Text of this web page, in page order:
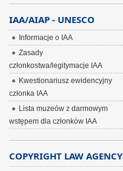
IAA/AIAP - UNESCO
Informacje o IAA
Zasady
członkostwa/legitymacje IAA
Kwestionariusz ewidencyjny
członka IAA
Lista muzeów z darmowym
wstępem dla członków IAA
COPYRIGHT LAW AGENCY